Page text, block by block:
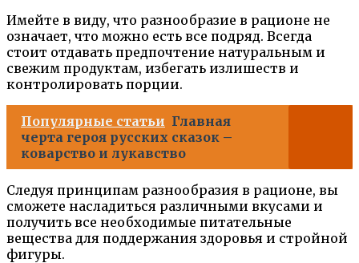
Имейте в виду, что разнообразие в рационе не
означает, что можно есть все подряд. Всегда
стоит отдавать предпочтение натуральным и
свежим продуктам, избегать излишеств и
контролировать порции.
Популярные статьи Главная
черта героя русских сказок –
коварство и лукавство
Следуя принципам разнообразия в рационе, вы
сможете насладиться различными вкусами и
получить все необходимые питательные
вещества для поддержания здоровья и стройной
фигуры.